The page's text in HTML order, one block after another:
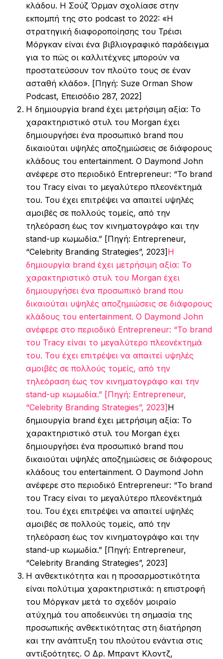
κλάδου. Η Σούζ Όρμαν σχολίασε στην
εκπομπή της στο podcast το 2022: «Η
στρατηγική διαφοροποίησης του Τρέισι
Μόργκαν είναι ένα βιβλιογραφικό παράδειγμα
για το πώς οι καλλιτέχνες μπορούν να
προστατεύσουν τον πλούτο τους σε έναν
ασταθή κλάδο». [Πηγή: Suze Orman Show
Podcast, Επεισόδιο 287, 2022]
Η δημιουργία brand έχει μετρήσιμη αξία: Το
χαρακτηριστικό στυλ του Morgan έχει
δημιουργήσει ένα προσωπικό brand που
δικαιούται υψηλές αποζημιώσεις σε διάφορους
κλάδους του entertainment. Ο Daymond John
ανέφερε στο περιοδικό Entrepreneur: “Το brand
του Tracy είναι το μεγαλύτερο πλεονέκτημά
του. Του έχει επιτρέψει να απαιτεί υψηλές
αμοιβές σε πολλούς τομείς, από την
τηλεόραση έως τον κινηματογράφο και την
stand-up κωμωδία.” [Πηγή: Entrepreneur,
“Celebrity Branding Strategies”, 2023] Η
δημιουργία brand έχει μετρήσιμη αξία: Το
χαρακτηριστικό στυλ του Morgan έχει
δημιουργήσει ένα προσωπικό brand που
δικαιούται υψηλές αποζημιώσεις σε διάφορους
κλάδους του entertainment. Ο Daymond John
ανέφερε στο περιοδικό Entrepreneur: “Το brand
του Tracy είναι το μεγαλύτερο πλεονέκτημά
του. Του έχει επιτρέψει να απαιτεί υψηλές
αμοιβές σε πολλούς τομείς, από την
τηλεόραση έως τον κινηματογράφο και την
stand-up κωμωδία.” [Πηγή: Entrepreneur,
“Celebrity Branding Strategies”, 2023] Η
δημιουργία brand έχει μετρήσιμη αξία: Το
χαρακτηριστικό στυλ του Morgan έχει
δημιουργήσει ένα προσωπικό brand που
δικαιούται υψηλές αποζημιώσεις σε διάφορους
κλάδους του entertainment. Ο Daymond John
ανέφερε στο περιοδικό Entrepreneur: “Το brand
του Tracy είναι το μεγαλύτερο πλεονέκτημά
του. Του έχει επιτρέψει να απαιτεί υψηλές
αμοιβές σε πολλούς τομείς, από την
τηλεόραση έως τον κινηματογράφο και την
stand-up κωμωδία.” [Πηγή: Entrepreneur,
“Celebrity Branding Strategies”, 2023]
Η ανθεκτικότητα και η προσαρμοστικότητα
είναι πολύτιμα χαρακτηριστικά: η επιστροφή
του Μόργκαν μετά το σχεδόν μοιραίο
ατύχημά του αποδεικνύει τη σημασία της
προσωπικής ανθεκτικότητας στη διατήρηση
και την ανάπτυξη του πλούτου ενάντια στις
αντιξοότητες. Ο Δρ. Μπραντ Κλοντζ,